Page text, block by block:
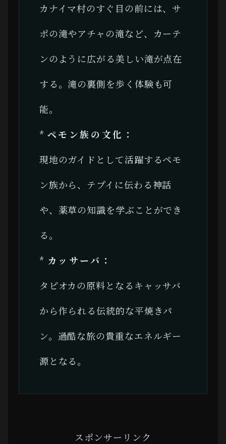
カナイマ村のすぐ目の前には、サ
ポの滝やアチャの滝など、カーテ
ンのように広がる美しい滝が点在
する。滝の裏側を歩く体験も可
能。
* ペモン族の文化：
現地のガイドとして活躍するペモ
ン族から、テプイに伝わる神話
や、薬草の知識を学ぶことができ
る。
* カッサーバ：
タピオカの原料となるキャッサバ
から作られる伝統的な平焼きパ
ン。過酷な旅の貴重なエネルギー
源となる。
スポンサーリンク